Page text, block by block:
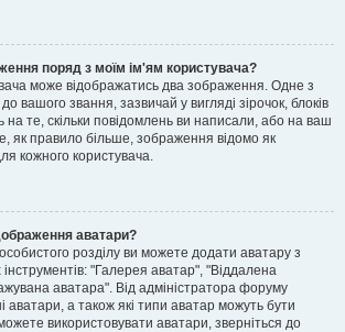
поряд з моїм ім'ям користувача?
може відображатись два зображення. Одне з
вашого звання, зазвичай у вигляді зірочок, блоків
на те, скільки повідомлень ви написали, або на ваш
як правило більше, зображення відомо як
кожного користувача.
аватари?
розділу ви можете додати аватару з
"Галерея аватар", "Віддалена
аватара". Від адміністратора форуму
аватари, а також які типи аватар можуть бути
використовувати аватари, зверніться до